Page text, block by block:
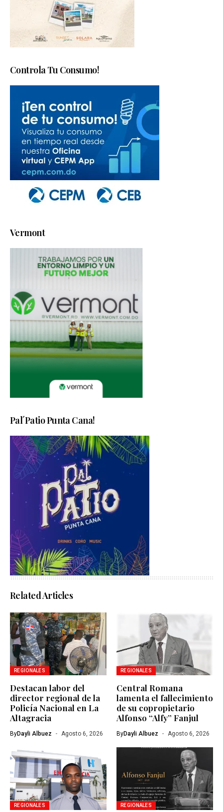
Controla Tu Consumo!
Vermont
Pal´Patio Punta Cana!
Related Articles
REGIONALES
Destacan labor del
director regional de la
Policía Nacional en La
Altagracia
ByDayli Albuez Agosto 6, 2026
REGIONALES
Central Romana
lamenta el fallecimiento
de su copropietario
Alfonso “Alfy” Fanjul
ByDayli Albuez Agosto 6, 2026
REGIONALES REGIONALES